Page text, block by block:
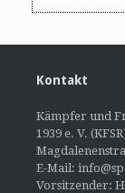
Kontakt
Kämpfer und
1939 e. V.
E-Mail:
Vorsitzender: